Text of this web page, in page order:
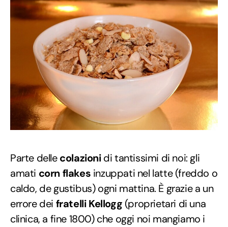
Parte dellecolazionidi tantissimi di noi: gli
amati corn flakes inzuppati nel latte (freddo o
caldo, de gustibus) ogni mattina. È grazie a un
errore dei fratelli Kellogg (proprietari di una
clinica, a fine 1800) che oggi noi mangiamo i